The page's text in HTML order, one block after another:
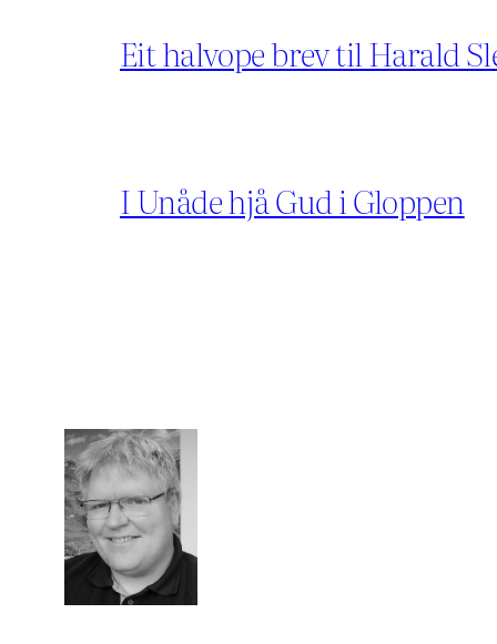
Eit halvope brev til Harald
I Unåde hjå Gud i Gloppen